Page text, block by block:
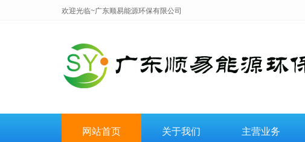
欢迎光临~广东顺易能源环保有限公司
网站首页 关于我们 主营业务